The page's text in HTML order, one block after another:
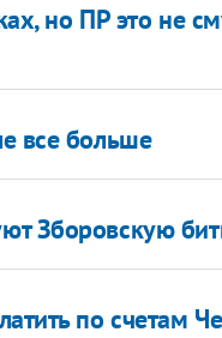
но ПР это не
все больше
Зборовскую
по счетам